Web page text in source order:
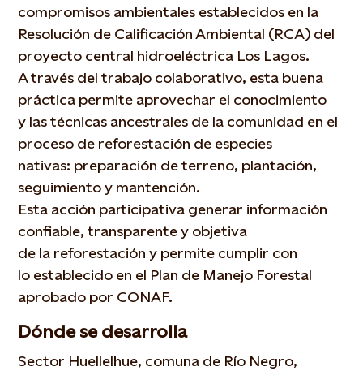
compromisos ambientales establecidos en la
Resolución de Calificación Ambiental (RCA) del
proyecto central hidroeléctrica Los Lagos.
A través del trabajo colaborativo, esta buena
práctica permite aprovechar el conocimiento
y las técnicas ancestrales de la comunidad en el
proceso de reforestación de especies
nativas: preparación de terreno, plantación,
seguimiento y mantención. ​
Esta acción participativa generar información
confiable, transparente y objetiva
de la reforestación y permite cumplir con
lo establecido en el Plan de Manejo Forestal
aprobado por CONAF.
Dónde se desarrolla
Sector Huellelhue, comuna de Río Negro,